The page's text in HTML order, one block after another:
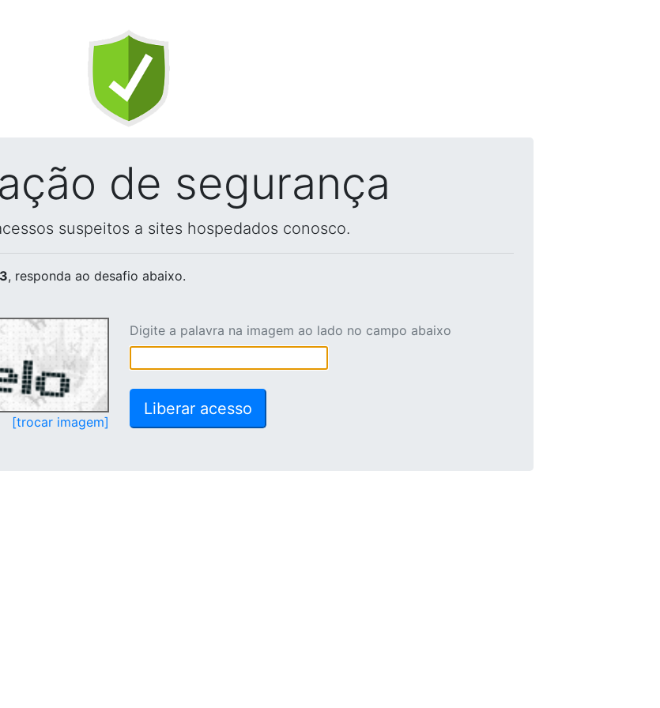
de segurança
suspeitos a sites hospedados conosco.
, responda ao desafio abaixo.
[trocar imagem]
Digite a palavra na imagem ao lado no campo abaixo